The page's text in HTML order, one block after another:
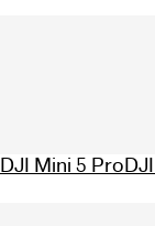
DJI Mini 5 Pro